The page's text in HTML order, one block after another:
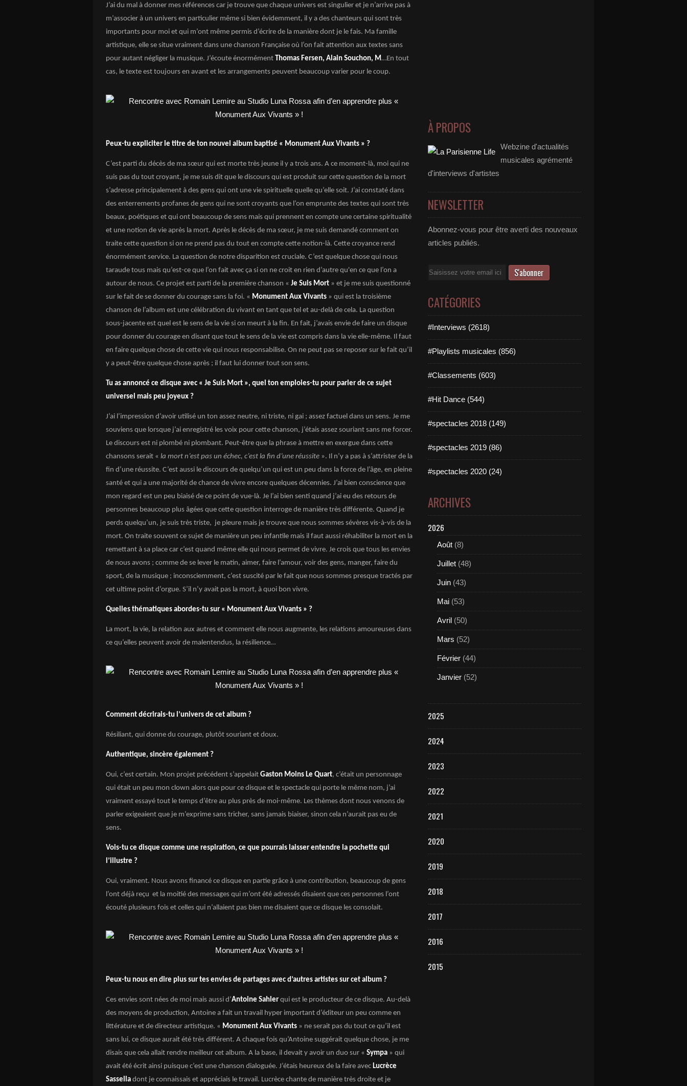
J’ai du mal à donner mes références car je trouve que chaque univers est singulier et je n’arrive pas à
m’associer à un univers en particulier même si bien évidemment, il y a des chanteurs qui sont très
importants pour moi et qui m’ont même permis d’écrire de la manière dont je le fais. Ma famille
artistique, elle se situe vraiment dans une chanson Française où l’on fait attention aux textes sans
pour autant négliger la musique. J’écoute énormément Thomas Fersen, Alain Souchon, M…En tout
cas, le texte est toujours en avant et les arrangements peuvent beaucoup varier pour le coup.
Peux-tu expliciter le titre de ton nouvel album baptisé « Monument Aux Vivants » ?
C’est parti du décès de ma sœur qui est morte très jeune il y a trois ans. A ce moment-là, moi qui ne
suis pas du tout croyant, je me suis dit que le discours qui est produit sur cette question de la mort
s’adresse principalement à des gens qui ont une vie spirituelle quelle qu’elle soit. J’ai constaté dans
des enterrements profanes de gens qui ne sont croyants que l’on emprunte des textes qui sont très
beaux, poétiques et qui ont beaucoup de sens mais qui prennent en compte une certaine spiritualité
et une notion de vie après la mort. Après le décès de ma sœur, je me suis demandé comment on
traite cette question si on ne prend pas du tout en compte cette notion-là. Cette croyance rend
énormément service. La question de notre disparition est cruciale. C’est quelque chose qui nous
taraude tous mais qu’est-ce que l’on fait avec ça si on ne croit en rien d’autre qu'en ce que l’on a
autour de nous. Ce projet est parti de la première chanson « Je Suis Mort » et je me suis questionné
sur le fait de se donner du courage sans la foi. « Monument Aux Vivants » qui est la troisième
chanson de l’album est une célébration du vivant en tant que tel et au-delà de cela. La question
sous-jacente est quel est le sens de la vie si on meurt à la fin. En fait, j’avais envie de faire un disque
pour donner du courage en disant que tout le sens de la vie est compris dans la vie elle-même. Il faut
en faire quelque chose de cette vie qui nous responsabilise. On ne peut pas se reposer sur le fait qu’il
y a peut-être quelque chose après ; il faut lui donner tout son sens.
Tu as annoncé ce disque avec « Je Suis Mort », quel ton emploies-tu pour parler de ce sujet
universel mais peu joyeux ?
J’ai l’impression d’avoir utilisé un ton assez neutre, ni triste, ni gai ; assez factuel dans un sens. Je me
souviens que lorsque j’ai enregistré les voix pour cette chanson, j’étais assez souriant sans me forcer.
Le discours est ni plombé ni plombant. Peut-être que la phrase à mettre en exergue dans cette
chansons serait « la mort n’est pas un échec, c’est la fin d’une réussite ». Il n’y a pas à s’attrister de la
fin d’une réussite. C’est aussi le discours de quelqu’un qui est un peu dans la force de l’âge, en pleine
santé et qui a une majorité de chance de vivre encore quelques décennies. J’ai bien conscience que
mon regard est un peu biaisé de ce point de vue-là. Je l’ai bien senti quand j’ai eu des retours de
personnes beaucoup plus âgées que cette question interroge de manière très différente. Quand je
perds quelqu’un, je suis très triste, je pleure mais je trouve que nous sommes sévères vis-à-vis de la
mort. On traite souvent ce sujet de manière un peu infantile mais il faut aussi réhabiliter la mort en la
remettant à sa place car c’est quand même elle qui nous permet de vivre. Je crois que tous les envies
de nous avons ; comme de se lever le matin, aimer, faire l’amour, voir des gens, manger, faire du
sport, de la musique ; inconsciemment, c’est suscité par le fait que nous sommes presque tractés par
cet ultime point d’orgue. S’il n’y avait pas la mort, à quoi bon vivre.
Quelles thématiques abordes-tu sur « Monument Aux Vivants » ?
La mort, la vie, la relation aux autres et comment elle nous augmente, les relations amoureuses dans
ce qu’elles peuvent avoir de malentendus, la résilience…
Comment décrirais-tu l’univers de cet album ?
Résiliant, qui donne du courage, plutôt souriant et doux.
Authentique, sincère également ?
Oui, c’est certain. Mon projet précédent s’appelait Gaston Moins Le Quart, c’était un personnage
qui était un peu mon clown alors que pour ce disque et le spectacle qui porte le même nom, j’ai
vraiment essayé tout le temps d’être au plus près de moi-même. Les thèmes dont nous venons de
parler exigeaient que je m’exprime sans tricher, sans jamais biaiser, sinon cela n’aurait pas eu de
sens.
Vois-tu ce disque comme une respiration, ce que pourrais laisser entendre la pochette qui
l’illustre ?
Oui, vraiment. Nous avons financé ce disque en partie grâce à une contribution, beaucoup de gens
l’ont déjà reçu et la moitié des messages qui m’ont été adressés disaient que ces personnes l’ont
écouté plusieurs fois et celles qui n’allaient pas bien me disaient que ce disque les consolait.
Peux-tu nous en dire plus sur tes envies de partages avec d’autres artistes sur cet album ?
Ces envies sont nées de moi mais aussi d’Antoine Sahler qui est le producteur de ce disque. Au-delà
des moyens de production, Antoine a fait un travail hyper important d’éditeur un peu comme en
littérature et de directeur artistique. « Monument Aux Vivants » ne serait pas du tout ce qu’il est
sans lui, ce disque aurait été très différent. A chaque fois qu’Antoine suggérait quelque chose, je me
disais que cela allait rendre meilleur cet album. A la base, il devait y avoir un duo sur « Sympa » qui
avait été écrit ainsi puisque c’est une chanson dialoguée. J’étais heureux de la faire avec Lucrèce
Sassella dont je connaissais et appréciais le travail. Lucrèce chante de manière très droite et je
À PROPOS
Webzine d'actualités
musicales agrémenté
d'interviews d'artistes
NEWSLETTER
Abonnez-vous pour être averti des nouveaux
articles publiés.
Email
CATÉGORIES
#Interviews (2618)
#Playlists musicales (856)
#Classements (603)
#Hit Dance (544)
#spectacles 2018 (149)
#spectacles 2019 (86)
#spectacles 2020 (24)
ARCHIVES
2026
Août (8)
Juillet (48)
Juin (43)
Mai (53)
Avril (50)
Mars (52)
Février (44)
Janvier (52)
2025
2024
2023
2022
2021
2020
2019
2018
2017
2016
2015